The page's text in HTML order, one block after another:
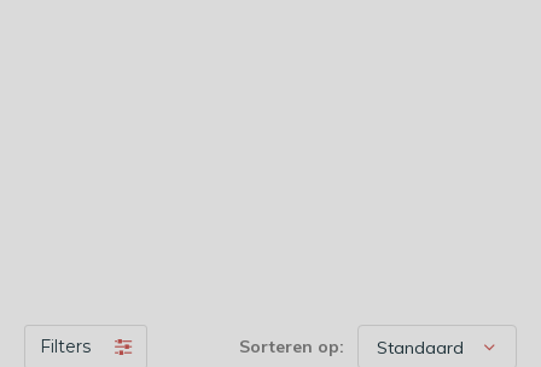
Filters Sorteren op: